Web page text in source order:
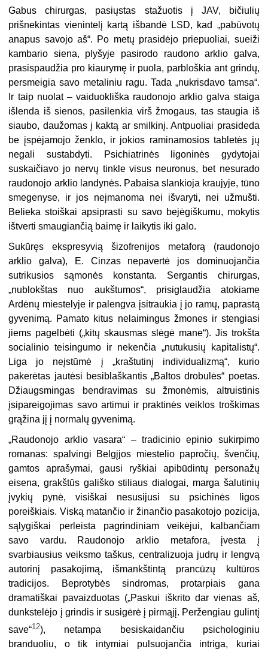
Gabus chirurgas, pasiųstas stažuotis į JAV, bičiulių
prišnekintas vienintelį kartą išbandė LSD, kad „pabūvotų
anapus savojo aš“. Po metų prasidėjo priepuoliai, sueiži
kambario siena, plyšyje pasirodo raudono arklio galva,
prasispaudžia pro kiaurymę ir puola, parbloškia ant grindų,
persmeigia savo metaliniu ragu. Tada „nukrisdavo tamsa“.
Ir taip nuolat – vaiduokliška raudonojo arklio galva staiga
išlenda iš sienos, pasilenkia virš žmogaus, tas staugia iš
siaubo, daužomas į kaktą ar smilkinį. Antpuoliai prasideda
be įspėjamojo ženklo, ir jokios raminamosios tabletės jų
negali sustabdyti. Psichiatrinės ligoninės gydytojai
suskaičiavo jo nervų tinkle visus neuronus, bet nesurado
raudonojo arklio landynės. Pabaisa slankioja kraujyje, tūno
smegenyse, ir jos neįmanoma nei išvaryti, nei užmušti.
Belieka stoiškai apsiprasti su savo bejėgiškumu, mokytis
ištverti smaugiančią baimę ir laikytis iki galo.
Sukūręs ekspresyvią šizofrenijos metaforą (raudonojo
arklio galva), E. Cinzas nepavertė jos dominuojančia
sutrikusios sąmonės konstanta. Sergantis chirurgas,
„nublokštas nuo aukštumos“, prisiglaudžia atokiame
Ardėnų miestelyje ir palengva įsitraukia į jo ramų, paprastą
gyvenimą. Pamato kitus nelaimingus žmones ir stengiasi
jiems pagelbėti („kitų skausmas slėgė mane“). Jis trokšta
socialinio teisingumo ir nekenčia „nutukusių kapitalistų“.
Liga jo neįstūmė į „kraštutinį individualizmą“, kurio
pakerėtas jautėsi besiblaškantis „Baltos drobulės“ poetas.
Džiaugsmingas bendravimas su žmonėmis, altruistinis
įsipareigojimas savo artimui ir praktinės veiklos troškimas
grąžina jį į normalų gyvenimą.
„Raudonojo arklio vasara“ – tradicinio epinio sukirpimo
romanas: spalvingi Belgįjos miestelio papročių, švenčių,
gamtos aprašymai, gausi ryškiai apibūdintų personažų
eisena, grakštūs gališko stiliaus dialogai, marga šalutinių
įvykių pynė, visiškai nesusijusi su psichinės ligos
poreiškiais. Viską matančio ir žinančio pasakotojo pozicija,
sąlygiškai perleista pagrindiniam veikėjui, kalbančiam
savo vardu. Raudonojo arklio metafora, įvesta į
svarbiausius veiksmo taškus, centralizuoja judrų ir lengvą
autorinį pasakojimą, išmankštintą prancūzų kultūros
tradicijos. Beprotybės sindromas, protarpiais gana
dramatiškai pavaizduotas („Paskui iškrito dar vienas aš,
dunkstelėjo į grindis ir susigėrė į pirmąjį. Peržengiau gulintį
save“12), netampa besiskaidančiu psichologiniu
branduoliu, o tik intymiai pulsuojančia intriga, kuriai